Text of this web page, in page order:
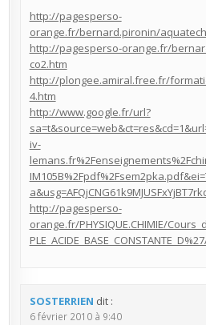
http://pagesperso-
orange.fr/bernard.pironin/
http://pagesperso-orange.fr/
co2.htm
http://plongee.amiral.free.fr/
4.htm
http://www.google.fr/url?
iv-
http://pagesperso-
orange.fr/PHYSIQUE.CHIMIE/
SOSTERRIEN dit :
6 février 2010 à 9:40